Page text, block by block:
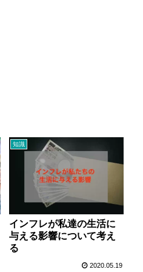
知識
インフレが私達の生活に
与える影響について考え
る
2020.05.19